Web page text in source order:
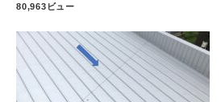
80,963ビュー